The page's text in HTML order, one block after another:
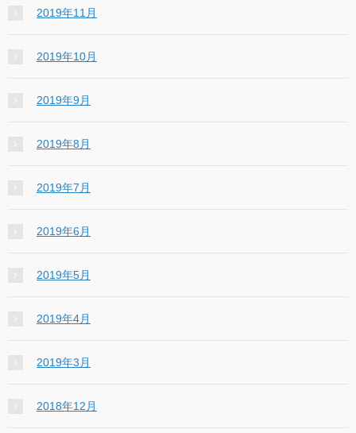
2019年11月
2019年10月
2019年9月
2019年8月
2019年7月
2019年6月
2019年5月
2019年4月
2019年3月
2018年12月